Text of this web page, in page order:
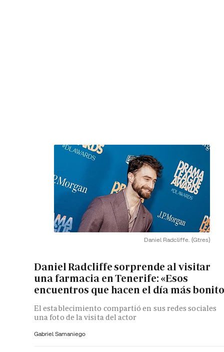
Daniel Radcliffe. (Gtres)
Daniel Radcliffe sorprende al visitar
una farmacia en Tenerife: «Esos
encuentros que hacen el día más
El establecimiento compartió en sus redes sociales
una foto de la visita del actor
Gabriel Samaniego